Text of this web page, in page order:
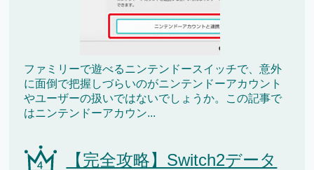
ファミリーで遊べるニンテンドースイッチで、意外
に面倒で把握しづらいのがニンテンドーアカウント
やユーザーの扱いではないでしょうか。この記事で
はニンテンドーアカウン...
【完全攻略】Switch2データ